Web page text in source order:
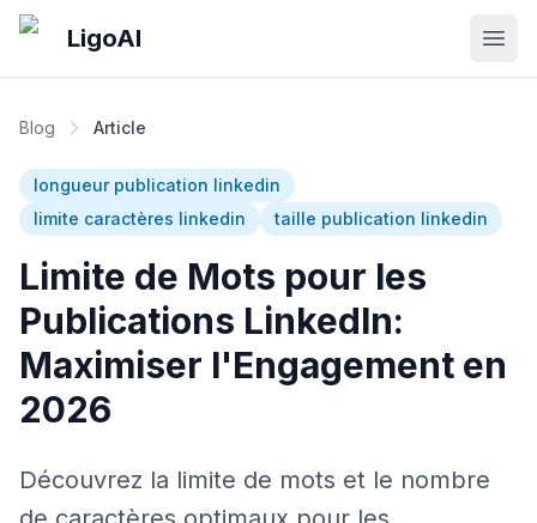
Skip to main content
LigoAI
Blog Article
longueur publication linkedin
limite caractères linkedin
taille publication linkedin
Limite de Mots pour les
Publications LinkedIn:
Maximiser l'Engagement en
2026
Découvrez la limite de mots et le nombre